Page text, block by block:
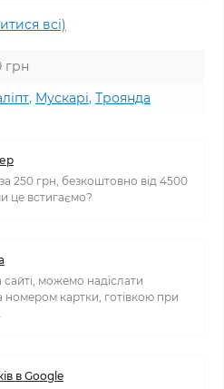
всі)
грн
, Мускарі, Троянда
250 грн, безкоштовно від 4500
це встигаємо?
можемо надіслати
номером картки, готівкою при
в Google